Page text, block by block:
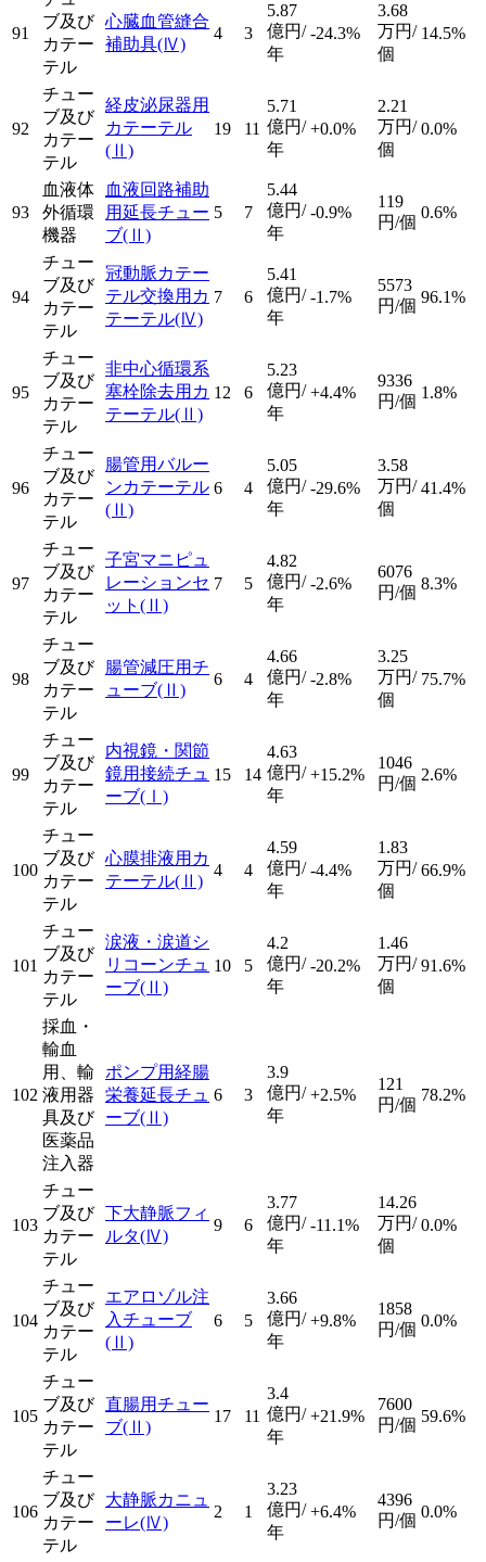
91
ブ及び
カテー
テル
心臓血管縫合
補助具(Ⅳ)
4 3
5.87
億円/
年
-24.3%
3.68
万円/
個
14.5%
92
チュー
ブ及び
カテー
テル
経皮泌尿器用
カテーテル
(Ⅱ)
19 11
5.71
億円/
年
+0.0%
2.21
万円/
個
0.0%
93
血液体
外循環
機器
血液回路補助
用延長チュー
ブ(Ⅱ)
5 7
5.44
億円/
年
-0.9%
119
円/個
0.6%
94
チュー
ブ及び
カテー
テル
冠動脈カテー
テル交換用カ
テーテル(Ⅳ)
7 6
5.41
億円/
年
-1.7%
5573
円/個 96.1%
95
チュー
ブ及び
カテー
テル
非中心循環系
塞栓除去用カ
テーテル(Ⅱ)
12 6
5.23
億円/
年
+4.4%
9336
円/個 1.8%
96
チュー
ブ及び
カテー
テル
腸管用バルー
ンカテーテル
(Ⅱ)
6 4
5.05
億円/
年
-29.6%
3.58
万円/
個
41.4%
97
チュー
ブ及び
カテー
テル
子宮マニピュ
レーションセ
ット (Ⅱ)
7 5
4.82
億円/
年
-2.6%
6076
円/個 8.3%
98
チュー
ブ及び
カテー
テル
腸管減圧用チ
ューブ(Ⅱ)
6 4
4.66
億円/
年
-2.8%
3.25
万円/
個
75.7%
99
チュー
ブ及び
カテー
テル
内視鏡・関節
鏡用接続チュ
ーブ(Ⅰ)
15 14
4.63
億円/
年
+15.2%
1046
円/個 2.6%
100
チュー
ブ及び
カテー
テル
心膜排液用カ
テーテル(Ⅱ)
4 4
4.59
億円/
年
-4.4%
1.83
万円/
個
66.9%
101
チュー
ブ及び
カテー
テル
涙液・涙道シ
リコーンチュ
ーブ(Ⅱ)
10 5
4.2
億円/
年
-20.2%
1.46
万円/
個
91.6%
102
採血・
輸血
用、輸
液用器
具及び
医薬品
注入器
ポンプ用経腸
栄養延長チュ
ーブ(Ⅱ)
6 3
3.9
億円/
年
+2.5%
121
円/個
78.2%
103
チュー
ブ及び
カテー
テル
下大静脈フィ
ルタ(Ⅳ)
9 6
3.77
億円/
年
-11.1%
14.26
万円/
個
0.0%
104
チュー
ブ及び
カテー
テル
エアロゾル注
入チューブ
(Ⅱ)
6 5
3.66
億円/
年
+9.8%
1858
円/個 0.0%
105
チュー
ブ及び
カテー
テル
直腸用チュー
ブ(Ⅱ)
17 11
3.4
億円/
年
+21.9%
7600
円/個 59.6%
106
チュー
ブ及び
カテー
テル
大静脈カニュ
ーレ(Ⅳ)
2 1
3.23
億円/
年
+6.4%
4396
円/個 0.0%